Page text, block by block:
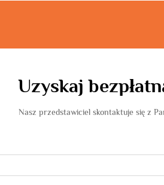
Uzyskaj
Nasz przedstawiciel skontaktuje się z